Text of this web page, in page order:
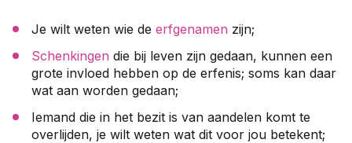
Je wilt weten wie de erfgenamen zijn;
Schenkingen die bij leven zijn gedaan, kunnen een
grote invloed hebben op de erfenis; soms kan daar
wat aan worden gedaan;
Iemand die in het bezit is van aandelen komt te
overlijden, je wilt weten wat dit voor jou betekent;